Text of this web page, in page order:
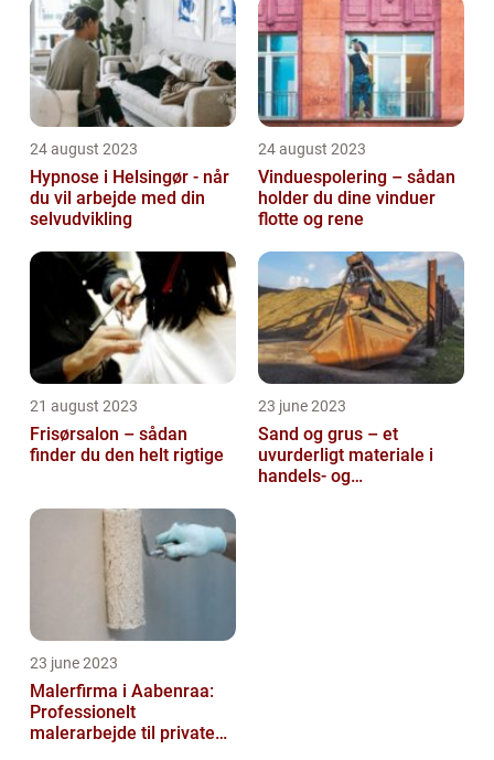
24 august 2023
Hypnose i Helsingør - når
du vil arbejde med din
selvudvikling
24 august 2023
Vinduespolering – sådan
holder du dine vinduer
flotte og rene
21 august 2023
Frisørsalon – sådan
finder du den helt rigtige
23 june 2023
Sand og grus – et
uvurderligt materiale i
handels- og
23 june 2023
Malerfirma i Aabenraa:
Professionelt
malerarbejde til private